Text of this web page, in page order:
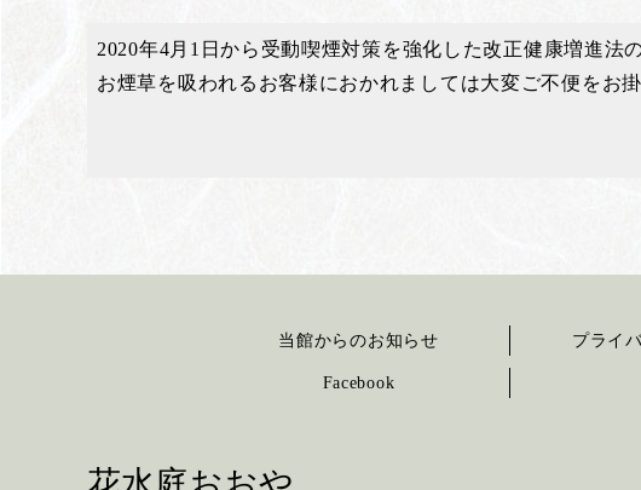
2020年4月1日から受動喫煙対策を強化した改正健康増進法
お煙草を吸われるお客様におかれましては大変ご不便をお
当館からのお知らせ
Facebook
プライ